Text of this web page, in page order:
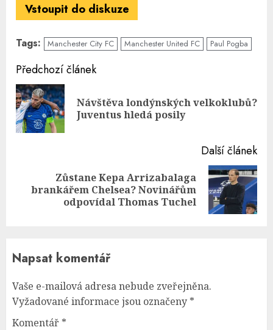
Vstoupit do diskuze
Tags: Manchester City FC Manchester United FC Paul Pogba
Continue
Reading
Předchozí článek
Návštěva londýnských velkoklubů?
Juventus hledá posily
Další článek
Next
Zůstane Kepa Arrizabalaga
brankářem Chelsea? Novinářům
odpovídal Thomas Tuchel
Napsat komentář
Vaše e-mailová adresa nebude zveřejněna.
Vyžadované informace jsou označeny *
Komentář *